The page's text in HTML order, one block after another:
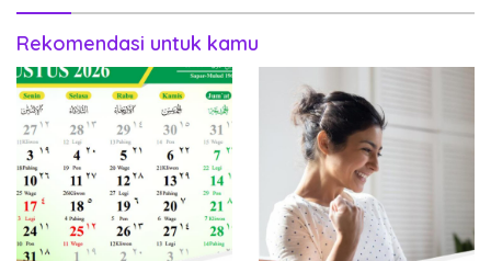
Rekomendasi untuk kamu